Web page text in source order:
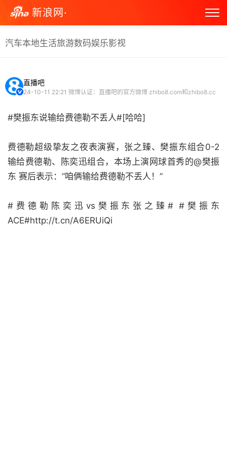
新浪网·
汽车本地生活旅游数码娱乐影视
直播吧
24-10-11 22:21 微博认证：直播吧的官方微博 zhibo8.com和zhibo8.cc
#樊振东说输给费德勒不丢人#[哈哈]
费德勒超级挚友之夜表演赛，张之臻、樊振东组合0-2
输给费德勒、陈奕迅组合，本场上演网球首秀的@樊振
东 赛后表示：“咱俩输给费德勒不丢人！”
#费德勒陈奕迅vs樊振东张之臻# #樊振东
ACE#http://t.cn/A6ERUiQi ​